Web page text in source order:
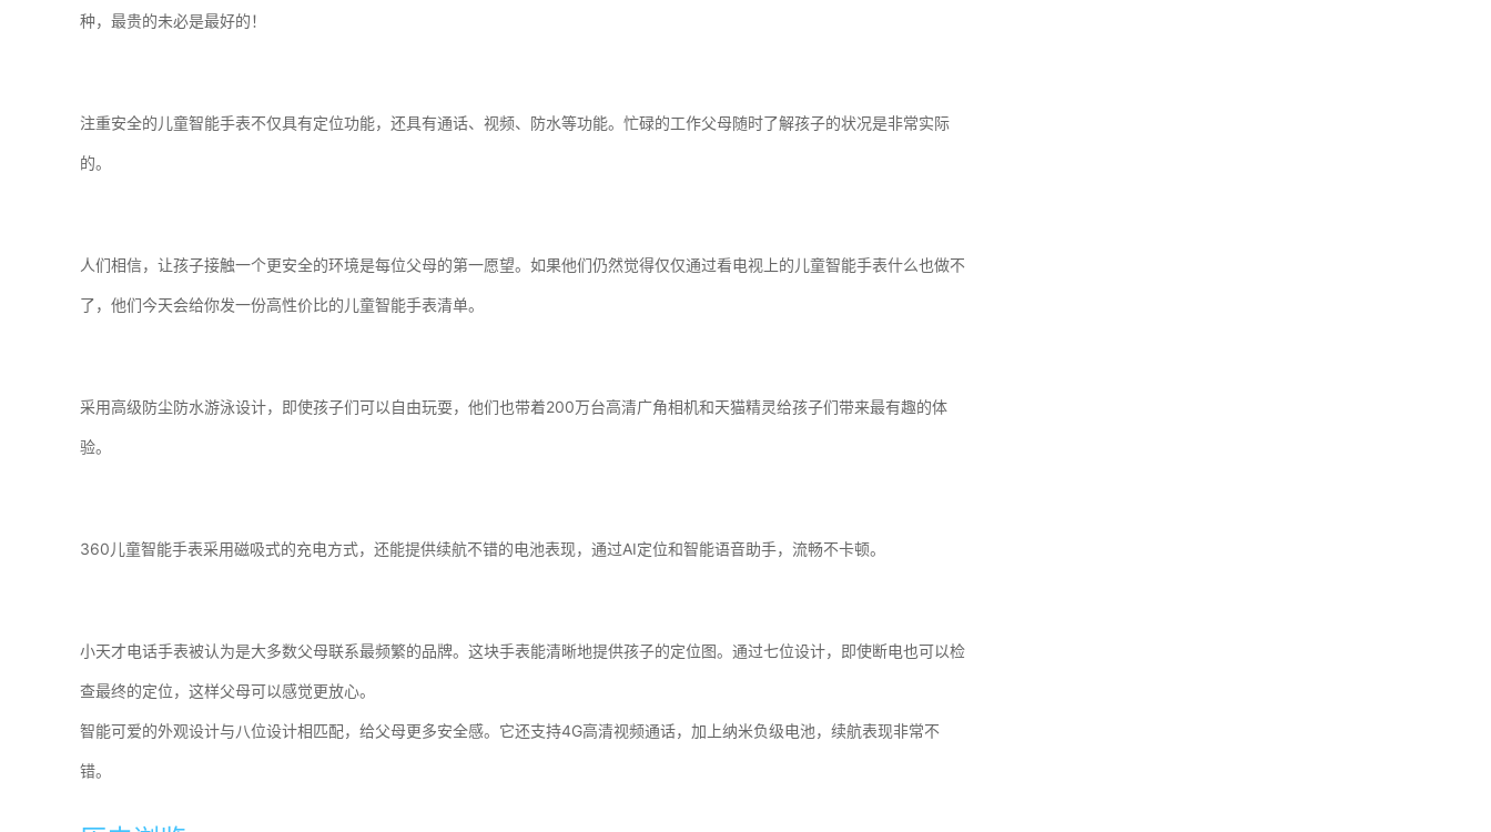
种，最贵的未必是最好的！
注重安全的儿童智能手表不仅具有定位功能，还具有通话、视频、防水等功能。忙碌的工作父母随时了解孩子的状况是非常实际
的。
人们相信，让孩子接触一个更安全的环境是每位父母的第一愿望。如果他们仍然觉得仅仅通过看电视上的儿童智能手表什么也做不
了，他们今天会给你发一份高性价比的儿童智能手表清单。
采用高级防尘防水游泳设计，即使孩子们可以自由玩耍，他们也带着200万台高清广角相机和天猫精灵给孩子们带来最有趣的体
验。
360儿童智能手表采用磁吸式的充电方式，还能提供续航不错的电池表现，通过AI定位和智能语音助手，流畅不卡顿。
小天才电话手表被认为是大多数父母联系最频繁的品牌。这块手表能清晰地提供孩子的定位图。通过七位设计，即使断电也可以检
查最终的定位，这样父母可以感觉更放心。
智能可爱的外观设计与八位设计相匹配，给父母更多安全感。它还支持4G高清视频通话，加上纳米负级电池，续航表现非常不
错。